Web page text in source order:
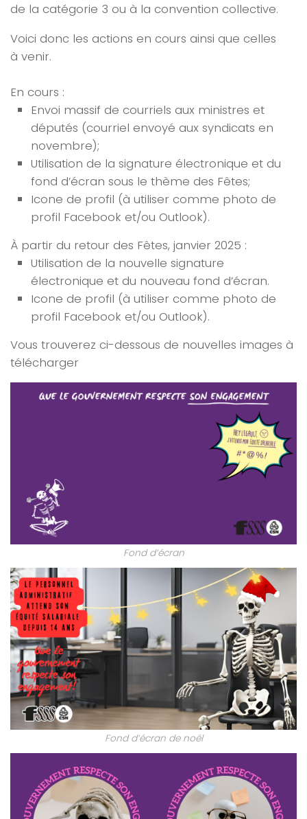
de la catégorie 3 ou à la convention collective.
Voici donc les actions en cours ainsi que celles
à venir.
En cours :
Envoi massif de courriels aux ministres et
députés (courriel envoyé aux syndicats en
novembre);
Utilisation de la signature électronique et du
fond d’écran sous le thème des Fêtes;
Icone de profil (à utiliser comme photo de
profil Facebook et/ou Outlook).
À partir du retour des Fêtes, janvier 2025 :
Utilisation de la nouvelle signature
électronique et du nouveau fond d’écran.
Icone de profil (à utiliser comme photo de
profil Facebook et/ou Outlook).
Vous trouverez ci-dessous de nouvelles images à
télécharger
Fond d’écran
Fond d’écran de noël